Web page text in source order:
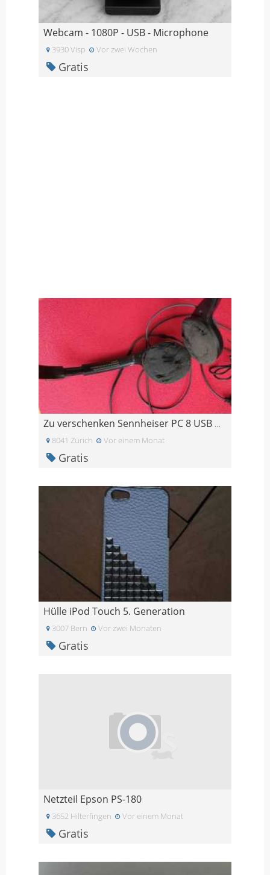
Webcam - 1080P - USB - Microphone
3930 Visp Vor zwei Wochen
Gratis
Zu verschenken Sennheiser PC 8 USB Headset
8041 Zürich Vor einem Monat
Gratis
Hülle iPod Touch 5. Generation
3007 Bern Vor zwei Monaten
Gratis
Netzteil Epson PS-180
3652 Hilterfingen Vor einem Monat
Gratis